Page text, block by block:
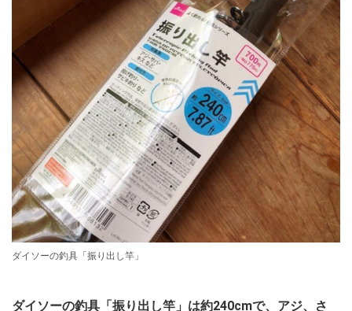
ダイソーの釣具「振り出し竿」
ダイソーの釣具「振り出し竿」は約240cmで、アジ、さ